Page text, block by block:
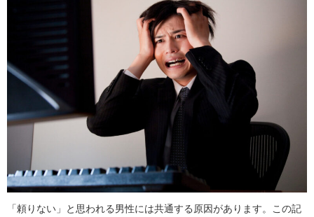
掃除
マナー
趣味
食材辞典
おすすめ
「頼りない」と思われる男性には共通する原因があります。この記